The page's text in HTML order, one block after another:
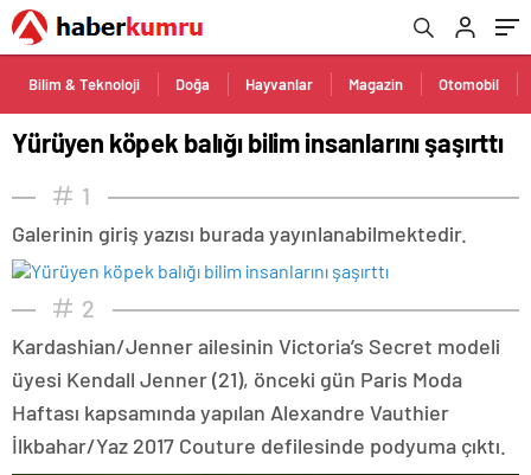
Bilim & Teknoloji Doğa Hayvanlar Magazin Otomobil
Yürüyen köpek balığı bilim insanlarını şaşırttı
1
Galerinin giriş yazısı burada yayınlanabilmektedir.
2
Kardashian/Jenner ailesinin Victoria’s Secret modeli
üyesi Kendall Jenner (21), önceki gün Paris Moda
Haftası kapsamında yapılan Alexandre Vauthier
İlkbahar/Yaz 2017 Couture defilesinde podyuma çıktı.